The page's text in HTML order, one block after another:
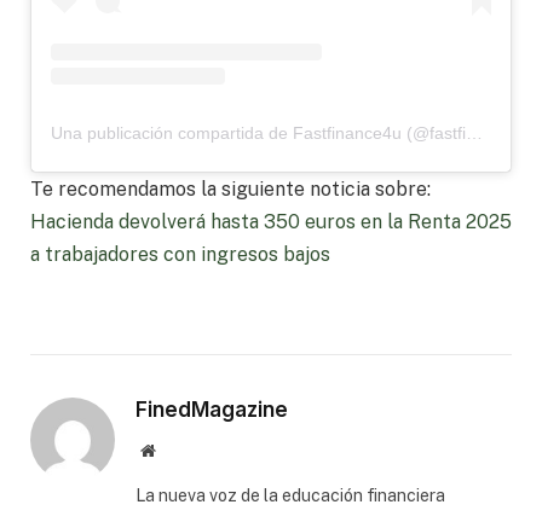
Te recomendamos la siguiente noticia sobre:
Hacienda devolverá hasta 350 euros en la Renta 2025
a trabajadores con ingresos bajos
FinedMagazine
Website
⁠La nueva voz de la educación financiera